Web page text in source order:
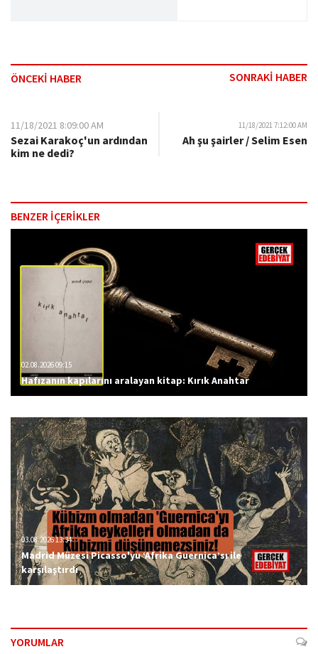
ÖNCEKİ HABER SONRAKİ HABER
11/18/2021 8:09:00 AM
Sezai Karakoç'un ardından
kim ne dedi?
11/18/2021 7:12:00 AM
Ah şu şairler / Selim Esen
BENZER İÇERİKLER
02.08.2026 09:15
Hafızanın kapılarını aralayan kitap: Kırık Anahtar
03.08.2026 13:34
Madrid Müzesi Picasso'yu ‘Afrika Guernica’sı ile
karşılaştırdı
YORUMLAR